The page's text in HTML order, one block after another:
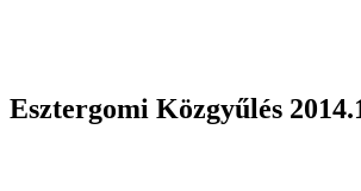
Esztergomi Közgyűlés